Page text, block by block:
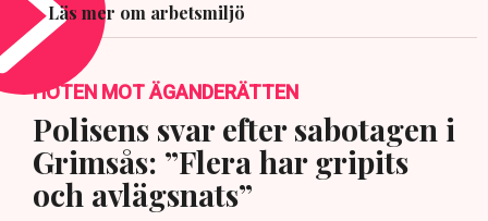
Läs mer om arbetsmiljö
HOTEN MOT ÄGANDERÄTTEN
Polisens svar efter sabotagen i
Grimsås: ”Flera har gripits
och avlägsnats”